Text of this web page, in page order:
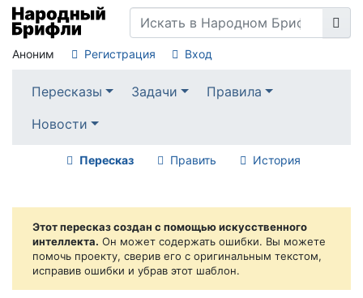
Аноним Регистрация Вход
Пересказы Задачи
Правила
Новости
Пересказ Править История
Этот пересказ создан с помощью искусственного
интеллекта. Он может содержать ошибки. Вы можете
помочь проекту, сверив его с оригинальным текстом,
исправив ошибки и убрав этот шаблон.